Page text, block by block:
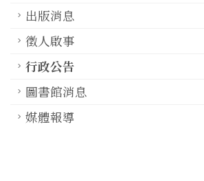
出版消息
徵人啟事
行政公告
圖書館消息
媒體報導